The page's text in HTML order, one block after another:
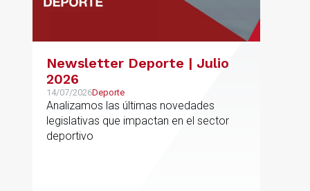
Newsletter Deporte | Julio
2026
14/07/2026Deporte
Analizamos las últimas novedades
legislativas que impactan en el sector
deportivo